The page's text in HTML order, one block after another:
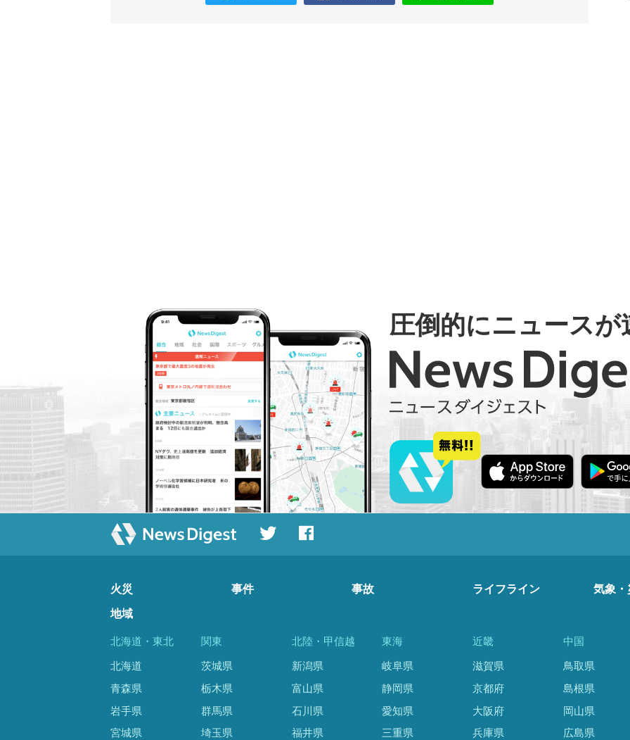
圧倒的にニュースが
火災 事件 事故 ライフライン 気象・
地域
北海道・東北
北海道
青森県
岩手県
宮城県
関東
茨城県
栃木県
群馬県
埼玉県
北陸・甲信越
新潟県
富山県
石川県
福井県
東海
岐阜県
静岡県
愛知県
三重県
近畿
滋賀県
京都府
大阪府
兵庫県
中国
鳥取県
島根県
岡山県
広島県